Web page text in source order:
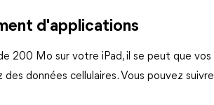
d'applications
200 Mo sur votre iPad, il se peut que vos
données cellulaires. Vous pouvez suivre